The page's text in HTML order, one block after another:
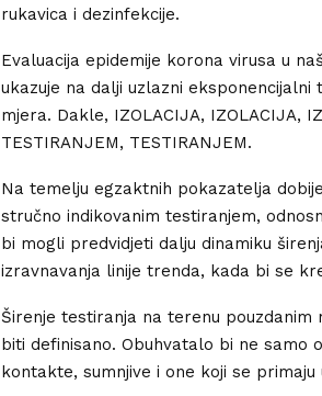
rukavica i dezinfekcije.
Evaluacija epidemije korona virusa u
ukazuje na dalji uzlazni
mjera. Dakle, IZOLACIJA, IZOLACIJA,
TESTIRANJEM, TESTIRANJEM.
Na temelju egzaktnih pokazatelja
stručno indikovanim testiranjem,
bi mogli predvidjeti dalju dinamiku
izravnavanja linije trenda, kada bi se
Širenje testiranja na terenu
biti definisano. Obuhvatalo bi ne samo
kontakte, sumnjive i one koji se primaju